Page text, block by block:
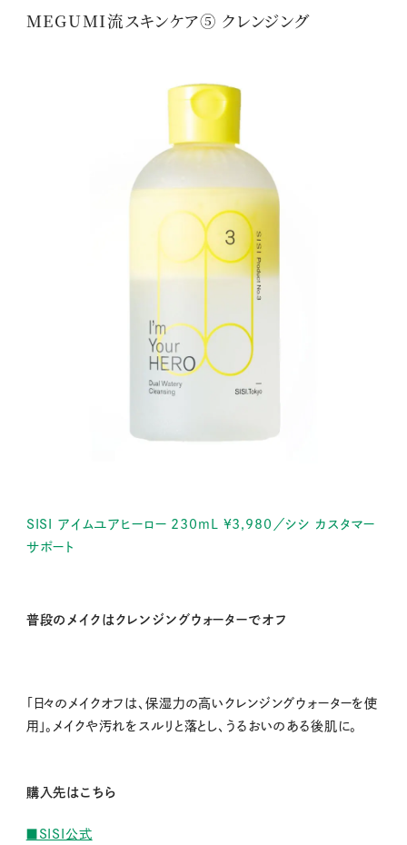
MEGUMI流スキンケア⑤ クレンジング
SISI アイムユアヒーロー 230mL ¥3,980／シシ カスタマー
サポート
普段のメイクはクレンジングウォーターでオフ
「日々のメイクオフは、保湿力の高いクレンジングウォーターを使
用」。メイクや汚れをスルリと落とし、うるおいのある後肌に。
購入先はこちら
■SISI公式